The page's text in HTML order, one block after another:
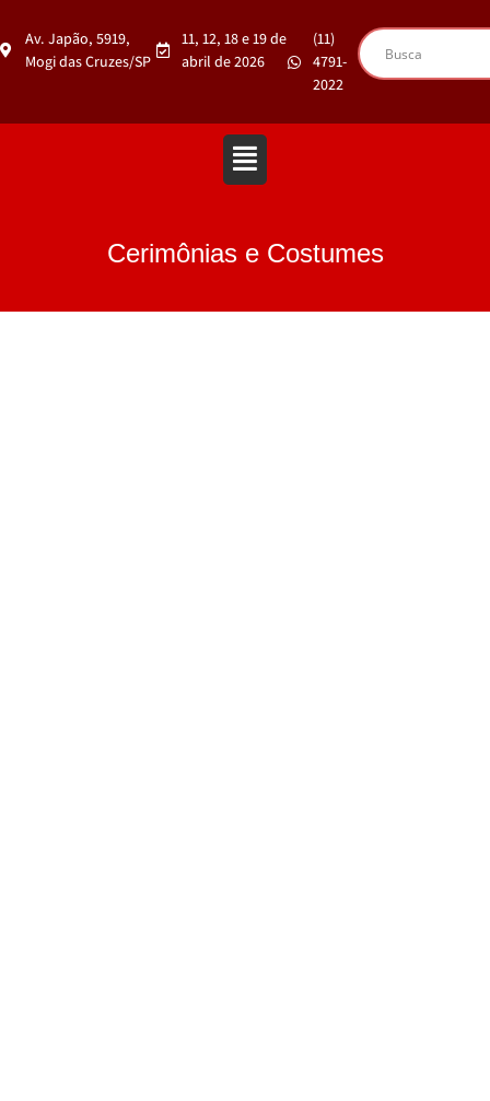
Av. Japão, 5919,
Mogi das Cruzes/SP
11, 12, 18 e 19 de
abril de 2026
(11)
4791-
2022
Cerimônias e Costumes